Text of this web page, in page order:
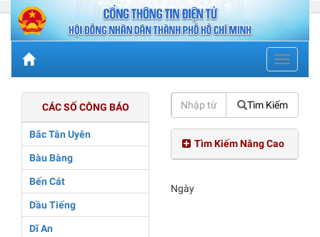
Toggle
CÁC SỐ CÔNG BÁO
Bắc Tân Uyên
Bàu Bàng
Bến Cát
Dầu Tiếng
Dĩ An
Tìm Kiếm
Tìm Kiếm Nâng Cao
Ngày